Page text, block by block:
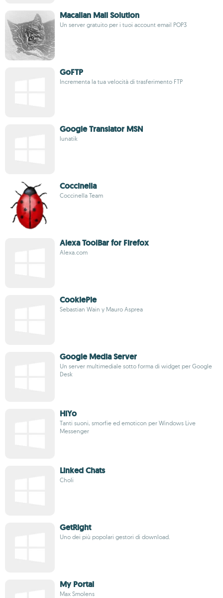
Macallan Mail Solution
Un server gratuito per i tuoi account email POP3
GoFTP
Incrementa la tua velocità di trasferimento FTP
Google Translator MSN
lunatik
Coccinella
Coccinella Team
Alexa ToolBar for Firefox
Alexa.com
CookiePie
Sebastian Wain y Mauro Asprea
Google Media Server
Un server multimediale sotto forma di widget per Google
Desk
HiYo
Tanti suoni, smorfie ed emoticon per Windows Live
Messenger
Linked Chats
Choli
GetRight
Uno dei più popolari gestori di download.
My Portal
Max Smolens